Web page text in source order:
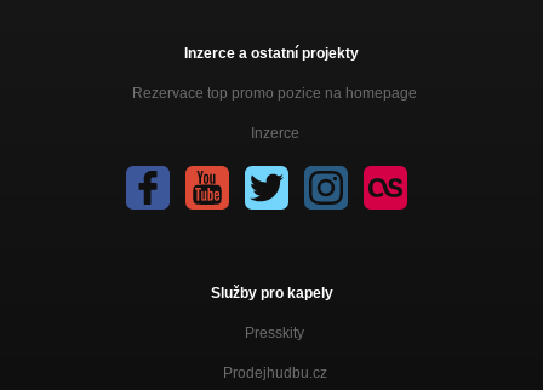
Inzerce a ostatní projekty
Rezervace top promo pozice na homepage
Inzerce
Služby pro kapely
Presskity
Prodejhudbu.cz